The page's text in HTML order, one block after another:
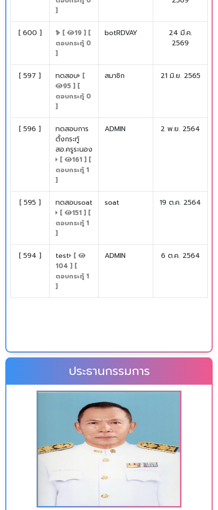
]
[ 600 ] 1 [ 19 ] [
ตอบกระทู้ 0
]
botRDVAY
24 มี.ค.
2569
[ 597 ] ทดสอบ [
95 ] [
ตอบกระทู้ 0
]
สมาชิก 21 มิ.ย. 2565
[ 596 ]
ทดสอบการ
ตั้งกระทู้
สอ.ครูระนอง
[ 161 ] [
ตอบกระทู้ 1
]
ADMIN 2 พ.ย. 2564
[ 595 ] ทดสอบsoat
[ 151 ] [
ตอบกระทู้ 1
]
soat 19 ต.ค. 2564
[ 594 ] test [
104 ] [
ตอบกระทู้ 1
]
ADMIN 6 ต.ค. 2564
ประธานกรรมการ